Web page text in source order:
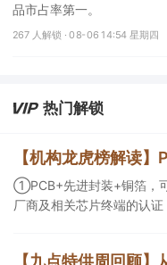
品市占率第一。
267 人解锁 ·08-06 14:54 星期四
热门解锁
①PCB+先进封装+铜箔，
厂商及相关芯片终端的认